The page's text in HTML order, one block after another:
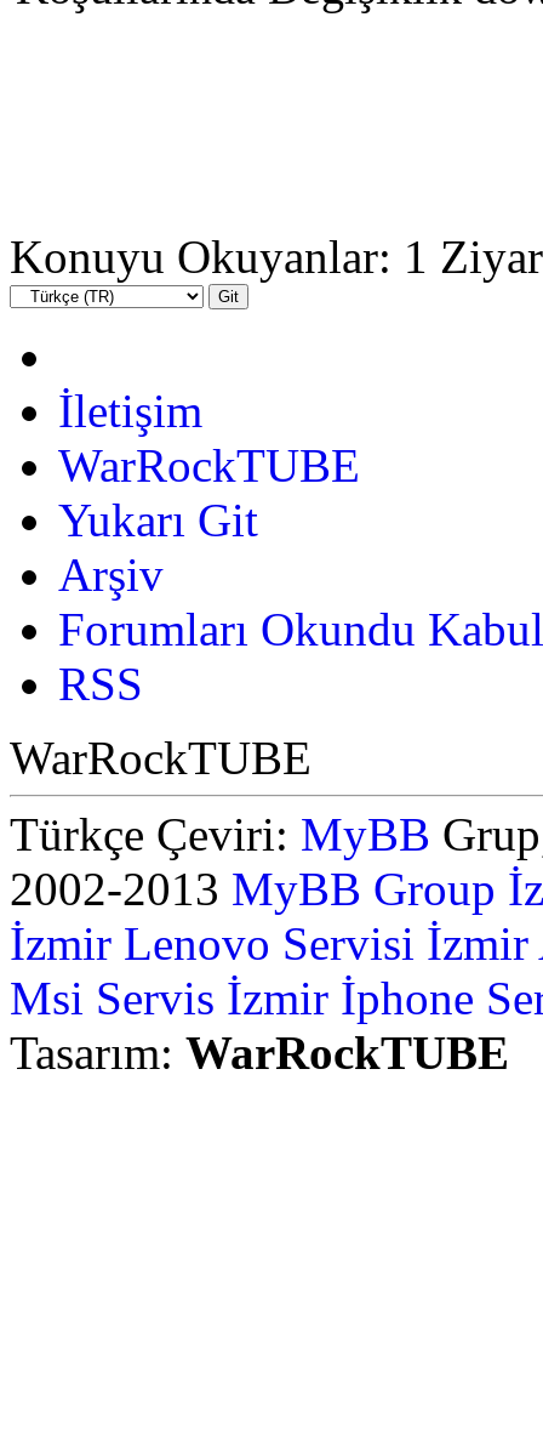
Konuyu Okuyanlar: 1
İletişim
WarRockTUBE
Yukarı Git
Arşiv
Forumları Okundu
RSS
WarRockTUBE
Türkçe Çeviri: MyBB
2002-2013 MyBB Group
İzmir Lenovo Servisi İzmir
Msi Servis İzmir İphone
Tasarım: WarRockTUBE